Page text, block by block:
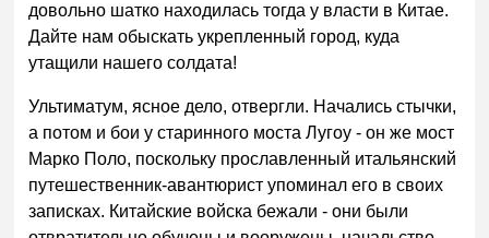
довольно шатко находилась тогда у власти в Китае.
Дайте нам обыскать укрепленный город, куда
утащили нашего солдата!
Ультиматум, ясное дело, отвергли. Начались стычки,
а потом и бои у старинного моста Лугоу - он же мост
Марко Поло, поскольку прославленный итальянский
путешественник-авантюрист упоминал его в своих
записках. Китайские войска бежали - они были